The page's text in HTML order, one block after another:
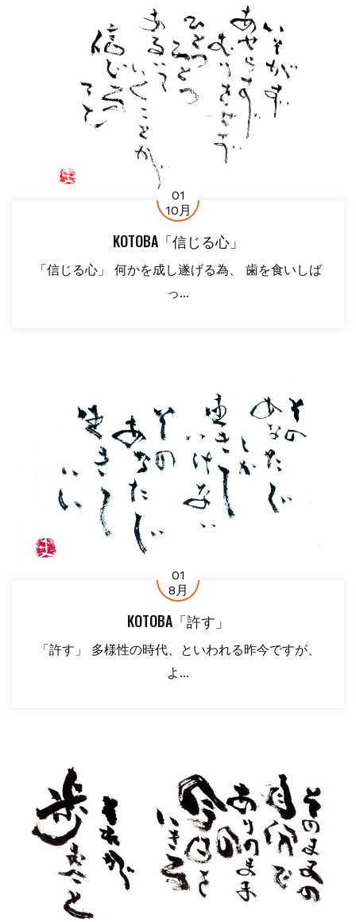
01
10月
KOTOBA「信じる心」
「信じる心」 何かを成し遂げる為、 歯を食いしば
っ...
01
8月
KOTOBA「許す」
「許す」 多様性の時代、といわれる昨今ですが、
よ...